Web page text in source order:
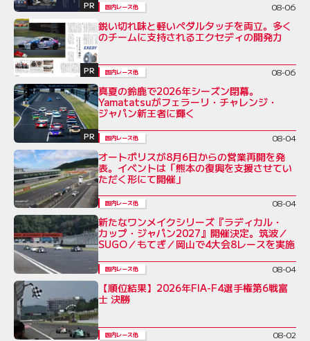
PR 国内レース他 08-06
PR
鋭い切れ味と軽いペダルタッチを両立。多く
のチームに支持されるエクセディの開発力
国内レース他 08-06
PR
真夏の鈴鹿で2026年シーズン閉幕。
Yamatatsuがフェラーリ・チャレンジ・
ジャパン新王者に輝く
国内レース他 08-04
オートポリスが8月6日からの営業再開を発
表。イベントは「熊本の復興を支援させてい
ただく形にて開催」
国内レース他 08-04
新たなワンメイクシリーズ『ラディカル・
カップ・ジャパン2027』開催決定。筑波／
SUGO／もてぎ／岡山で4大会8レースを実施
国内レース他 08-04
【順位結果】2026年FIA-F4選手権第6戦富
士 決勝
国内レース他 08-02